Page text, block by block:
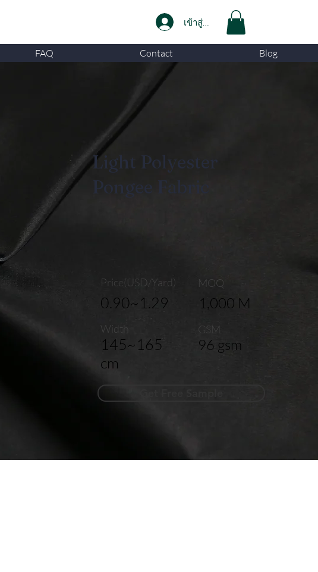
เข้าสู่ระบบ
FAQ Contact Blog
Light Polyester
Pongee Fabric
Price(USD/Yard)
0.90~1.29
Width
145~165
cm
MOQ
1,000 M
GSM
96 gsm